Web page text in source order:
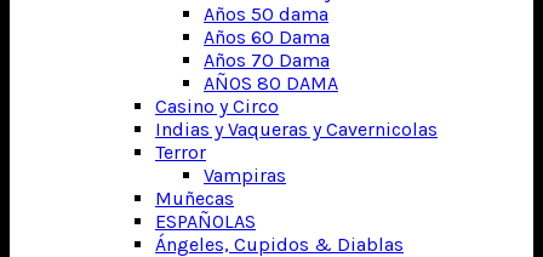
Años 50 dama
Años 60 Dama
Años 70 Dama
AÑOS 80 DAMA
Casino y Circo
Indias y Vaqueras y Cavernicolas
Terror
Vampiras
Muñecas
ESPAÑOLAS
Ángeles, Cupidos & Diablas